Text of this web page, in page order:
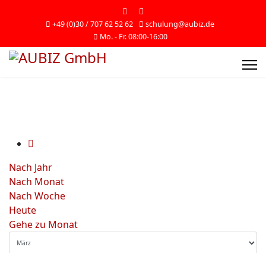
+49 (0)30 / 707 62 52 62
schulung@aubiz.de
Mo. - Fr. 08:00-16:00
Nach Jahr
Nach Monat
Nach Woche
Heute
Gehe zu Monat